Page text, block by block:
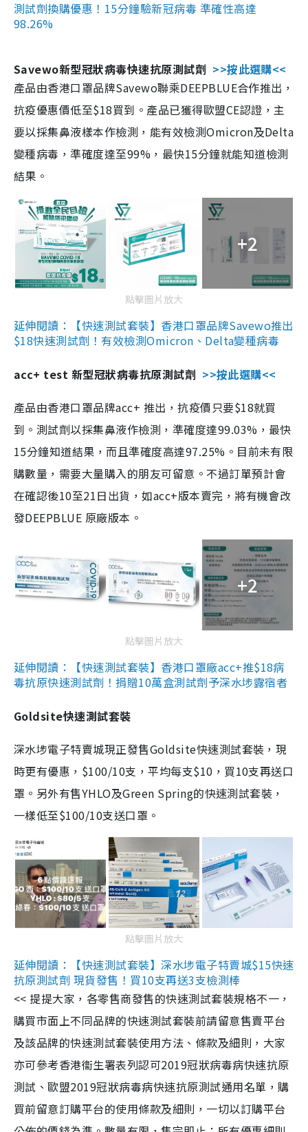
測試劑換購優惠！15分鐘驗新冠病毒 準確性高達
98.26%
Savewo新型冠狀病毒快速抗原測試劑 >>按此選購<<
產品由香港口罩品牌Savewo聯乘DEEPBLUE合作推出，
抗疫優惠價低至$18買到。產品已獲得歐盟CE認證，主
要以採集鼻液樣本作檢測，能有效檢測Omicron及Delta
變種病毒，準確度達至99%，最快15分鐘就能知道檢測
結果。
+2
點擊圖片放大
延伸閱讀：【快速測試套裝】香港口罩品牌Savewo推出
$18快速測試劑！有效檢測Omicron、Delta變種病毒
acc+ test 新型冠狀病毒抗原測試劑 >>按此選購<<
產品由香港口罩品牌acc+ 推出，抗疫價只要$18就買
到。測試劑以採集鼻液作檢測，準確度達99.03%，最快
15分鐘知道結果，而且準確度高達97.25%。目前未有限
購數量，需要大量購入的朋友可留意。不過訂單預計會
在確認後10至21日出貨，如acc+版本賣完，將有機會改
發DEEPBLUE 原廠版本。
+2
點擊圖片放大
延伸閱讀：【快速測試套裝】香港口罩廠acc+推$18病
毒抗原快速測試劑！捐贈10萬盒測試劑予深水埗露宿者
Goldsite快速測試套裝
深水埗電子特賣城現正發售Goldsite快速測試套裝，現
時更有優惠，$100/10支，平均每支$10，買10支再送口
罩。另外有售YHLO及Green Spring的快速測試套裝，
一樣低至$100/10支送口罩。
點擊圖片放大
延伸閱讀：【快速測試套裝】深水埗電子特賣城$15快速
抗原測試劑 現貨發售！買10支再送3支檢測棒
<< 提提大家，各零售商發售的快速測試套裝規格不一，
購買市面上不同品牌的快速測試套裝前請留意售賣平台
及該品牌的快速測試套裝使用方法、條款及細則，大家
亦可參考香港衞生署表列認可2019冠狀病毒病快速抗原
測試、歐盟2019冠狀病毒病快速抗原測試通用名單，購
買前留意訂購平台的使用條款及細則，一切以訂購平台